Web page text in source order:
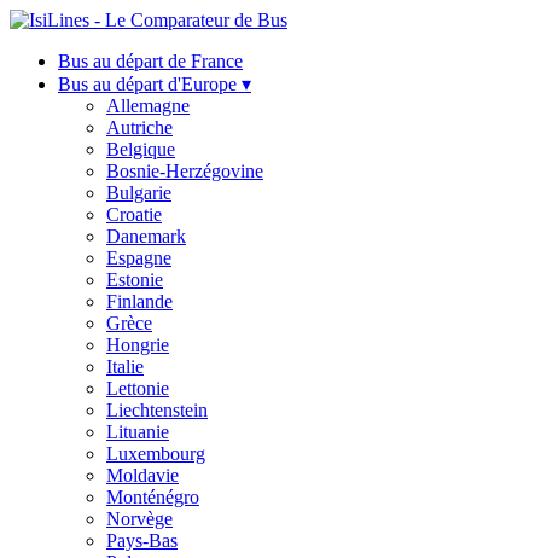
Bus au départ de France
Bus au départ d'Europe ▾
Allemagne
Autriche
Belgique
Bosnie-Herzégovine
Bulgarie
Croatie
Danemark
Espagne
Estonie
Finlande
Grèce
Hongrie
Italie
Lettonie
Liechtenstein
Lituanie
Luxembourg
Moldavie
Monténégro
Norvège
Pays-Bas